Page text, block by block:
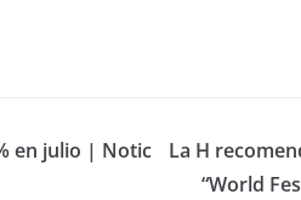
en julio | Notic
La H
“World